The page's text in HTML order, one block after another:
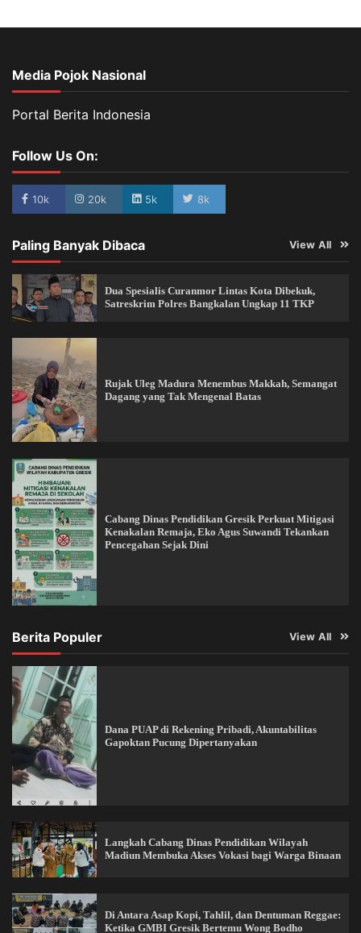
Media Pojok Nasional
Portal Berita Indonesia
Follow Us On:
10k 20k 5k 8k
Paling Banyak Dibaca View All
Dua Spesialis Curanmor Lintas Kota Dibekuk,
Satreskrim Polres Bangkalan Ungkap 11 TKP
Rujak Uleg Madura Menembus Makkah, Semangat
Dagang yang Tak Mengenal Batas
Cabang Dinas Pendidikan Gresik Perkuat Mitigasi
Kenakalan Remaja, Eko Agus Suwandi Tekankan
Pencegahan Sejak Dini
Berita Populer View All
Dana PUAP di Rekening Pribadi, Akuntabilitas
Gapoktan Pucung Dipertanyakan
Langkah Cabang Dinas Pendidikan Wilayah
Madiun Membuka Akses Vokasi bagi Warga Binaan
Di Antara Asap Kopi, Tahlil, dan Dentuman Reggae:
Ketika GMBI Gresik Bertemu Wong Bodho